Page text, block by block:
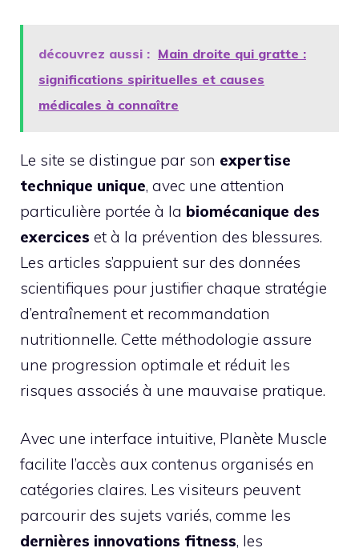
découvrez aussi : Main droite qui gratte :
significations spirituelles et causes
médicales à connaître
Le site se distingue par son expertise
technique unique, avec une attention
particulière portée à la biomécanique des
exercices et à la prévention des blessures.
Les articles s’appuient sur des données
scientifiques pour justifier chaque stratégie
d’entraînement et recommandation
nutritionnelle. Cette méthodologie assure
une progression optimale et réduit les
risques associés à une mauvaise pratique.
Avec une interface intuitive, Planète Muscle
facilite l’accès aux contenus organisés en
catégories claires. Les visiteurs peuvent
parcourir des sujets variés, comme les
dernières innovations fitness, les